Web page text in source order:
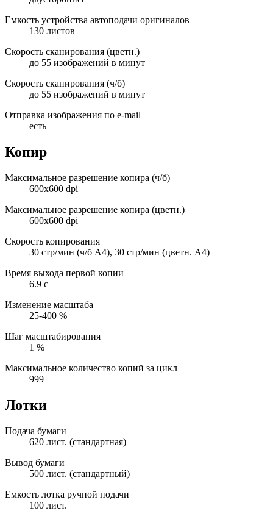
Емкость устройства автоподачи оригиналов
130 листов
Скорость сканирования (цветн.)
до 55 изображений в минут
Скорость сканирования (ч/б)
до 55 изображений в минут
Отправка изображения по e-mail
есть
Копир
Максимальное разрешение копира (ч/б)
600x600 dpi
Максимальное разрешение копира (цветн.)
600x600 dpi
Скорость копирования
30 стр/мин (ч/б А4), 30 стр/мин (цветн. А4)
Время выхода первой копии
6.9 с
Изменение масштаба
25-400 %
Шаг масштабирования
1 %
Максимальное количество копий за цикл
999
Лотки
Подача бумаги
620 лист. (стандартная)
Вывод бумаги
500 лист. (стандартный)
Емкость лотка ручной подачи
100 лист.